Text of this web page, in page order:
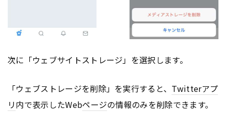
次に「ウェブサイトストレージ」を選択します。
「ウェブストレージを削除」を実行すると、 Twitterアプ
リ内で表示したWebページの情報のみを削除できます。